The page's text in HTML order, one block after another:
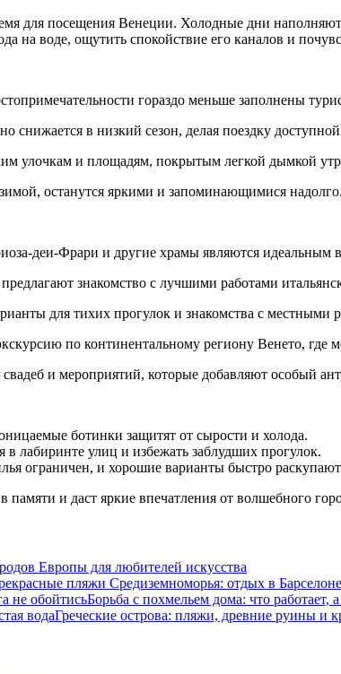
для посещения Венеции. Холодные дни
на воде, ощутить спокойствие его каналов и
гораздо меньше заполнены
в низкий сезон, делая поездку
улочкам и площадям, покрытым легкой дымкой
останутся яркими и запоминающимися надолго.
деи-Фрари и другие храмы являются идеальным
знакомство с лучшими работами
для тихих прогулок и знакомства с местными
по континентальному региону Венето, где
и мероприятий, которые добавляют особый
ботинки защитят от сырости и холода.
лабиринте улиц и избежать заблудших прогулок.
ограничен, и хорошие варианты быстро
и даст яркие впечатления от волшебного
Европы для любителей искусства
пляжи Средиземноморья: отдых в Барселоне
Борьба с похмельем дома: что работает,
Греческие острова: пляжи, древние руины и